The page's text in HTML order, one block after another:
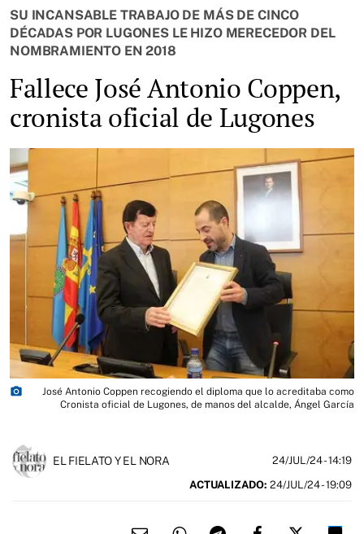
SU INCANSABLE TRABAJO DE MÁS DE CINCO
DÉCADAS POR LUGONES LE HIZO MERECEDOR DEL
NOMBRAMIENTO EN 2018
Fallece José Antonio Coppen,
cronista oficial de Lugones
photo_camera
José Antonio Coppen recogiendo el diploma que lo acreditaba como
Cronista oficial de Lugones, de manos del alcalde, Ángel García
EL FIELATO Y EL NORA 24/JUL/24- 14:19
ACTUALIZADO: 24/JUL/24 - 19:09